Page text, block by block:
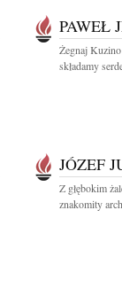
PAWEŁ
Żegnaj
składamy
JÓZEF
Z głębokim
znakomity